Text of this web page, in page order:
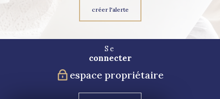
créer l'alerte
Se
connecter
espace propriétaire